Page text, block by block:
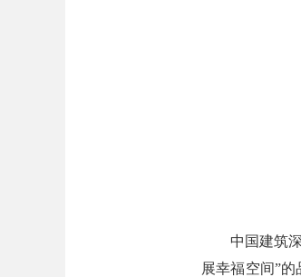
中国建筑深
展幸福空间”